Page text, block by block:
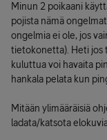
Minun 2 poikaani
pojista nämä
ongelmia ei ole, jos
tietokonetta). Heti jos
kuluttua voi havaita
hankala pelata kun
Mitään ylimääräisiä
ladata/katsota